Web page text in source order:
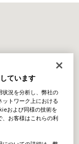
ています
状況を分析し、弊社の
トワーク上における
および同様の技術を
お客様はこれらの利